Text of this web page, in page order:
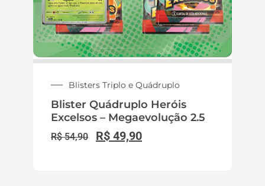
Blisters Triplo e Quádruplo
Blister Quádruplo Heróis
Excelsos – Megaevolução 2.5
R$54,90 R$ 49,90